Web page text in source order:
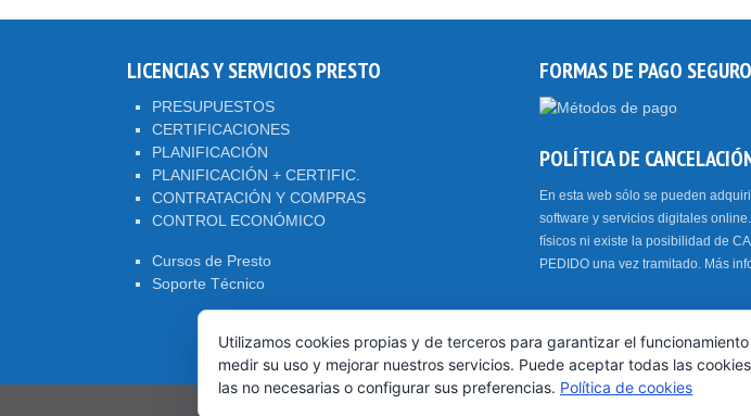
LICENCIAS Y SERVICIOS PRESTO
PRESUPUESTOS
CERTIFICACIONES
PLANIFICACIÓN
PLANIFICACIÓN + CERTIFIC.
CONTRATACIÓN Y COMPRAS
CONTROL ECONÓMICO
Cursos de Presto
Soporte Técnico
FORMAS DE PAGO SEGURO
POLÍTICA DE
En esta web sólo se pueden
software y servicios digitales
físicos ni existe la posibilidad de
PEDIDO una vez tramitado.
Más
Utilizamos cookies propias y de terceros para garantizar el
medir su uso y mejorar nuestros servicios. Puede aceptar todas las
las no necesarias o configurar sus preferencias. Política de cookies